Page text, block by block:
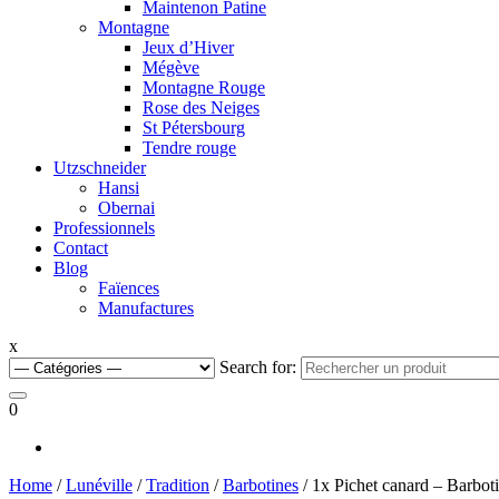
Maintenon Patine
Montagne
Jeux d’Hiver
Mégève
Montagne Rouge
Rose des Neiges
St Pétersbourg
Tendre rouge
Utzschneider
Hansi
Obernai
Professionnels
Contact
Blog
Faïences
Manufactures
x
Search for:
0
Home /Lunéville /Tradition /Barbotines / 1x Pichet canard –